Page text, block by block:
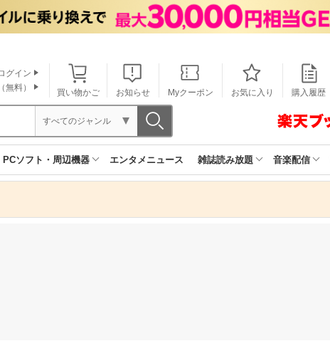
買い物かご お知らせ Myクーポン お気に入り 購入履歴
グイン
無料）
すべてのジャンル
PCソフト・周辺機器 エンタメニュース 雑誌読み放題 音楽配信